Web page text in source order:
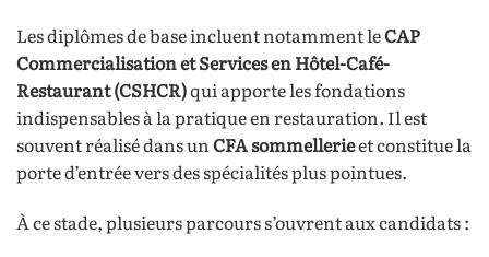
Les diplômes de base incluent notamment leCAP
Commercialisation et Services en Hôtel-Café-
Restaurant (CSHCR)qui apporte les fondations
indispensables à la pratique en restauration. Il est
souvent réalisé dans unCFA sommellerieet constitue la
porte d’entrée vers des spécialités plus pointues.
À ce stade, plusieurs parcours s’ouvrent aux candidats :